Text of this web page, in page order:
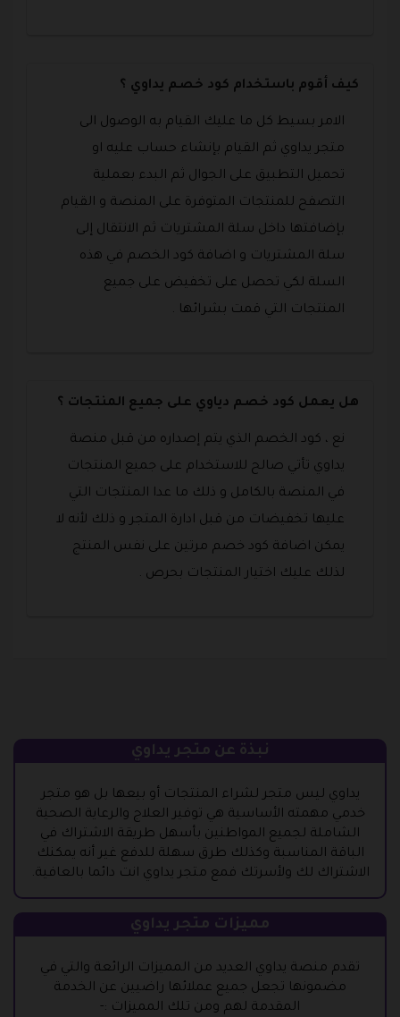
كيف أقوم باستخدام كود خصم يداوي ؟
الامر بسيط كل ما عليك القيام به الوصول الى
متجر يداوي ثم القيام بإنشاء حساب عليه او
تحميل التطبيق على الجوال ثم البدء بعملية
التصفح للمنتجات المتوفرة على المنصة و القيام
بإضافتها داخل سلة المشتريات ثم الانتقال إلى
سلة المشتريات و اضافة كود الخصم في هذه
السلة لكي تحصل على تخفيض على جميع
المنتجات التي قمت بشرائها .
هل يعمل كود خصم دياوي على جميع المنتجات ؟
نع ، كود الخصم الذي يتم إصداره من قبل منصة
يداوي تأتي صالح للاستخدام على جميع المنتجات
في المنصة بالكامل و ذلك ما عدا المنتجات التي
عليها تخفيضات من قبل ادارة المتجر و ذلك لأنه لا
يمكن اضافة كود خصم مرتين على نفس المنتج
لذلك عليك اختيار المنتجات بحرص .
نبذة عن متجر يداوي
يداوي ليس متجر لشراء المنتجات أو بيعها بل هو متجر
خدمي مهمته الأساسية هي توفير العلاج والرعاية الصحية
الشاملة لجميع المواطنين بأسهل طريقة الاشتراك في
الباقة المناسبة وكذلك طرق سهلة للدفع غير أنه يمكنك
الاشتراك لك ولأسرتك فمع متجر يداوي انت دائما بالعافية.
مميزات متجر يداوي
تقدم منصة يداوي العديد من المميزات الرائعة والتي في
مضمونها تجعل جميع عملائها راضيين عن الخدمة
المقدمة لهم ومن تلك المميزات :-